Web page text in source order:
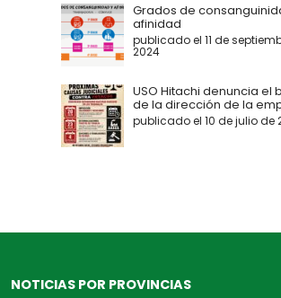
Grados de
afinidad
publicado el 11 de
2024
USO Hitachi denuncia el
de la dirección de la
publicado el 10 de julio de
NOTICIAS POR PROVINCIAS